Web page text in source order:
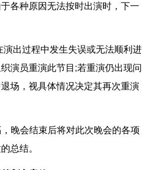
各种原因无法按时出演时，下一
演出过程中发生失误或无法顺利进
演员重演此节目;若重演仍出现问
场，视具体情况决定其再次重演
晚会结束后将对此次晚会的各项
总结。